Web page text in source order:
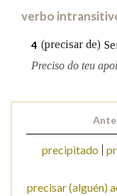
Marcas gramaticais
verbo
4 (precisar de)
Preciso do teu
precipitado
precisar (alguén)